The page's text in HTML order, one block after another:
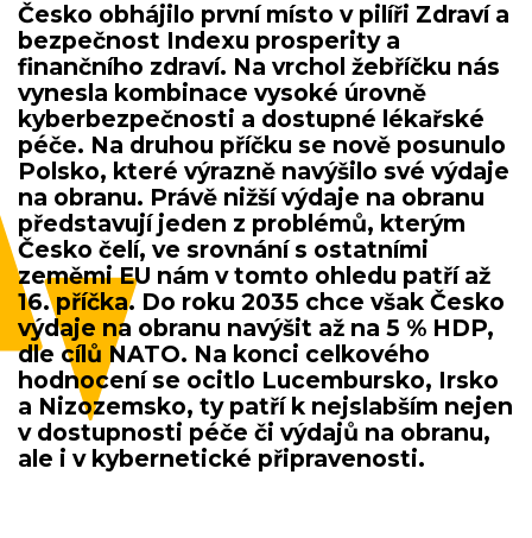
Česko obhájilo první místo v pilíři Zdraví a
bezpečnost Indexu prosperity a
finančního zdraví. Na vrchol žebříčku nás
vynesla kombinace vysoké úrovně
kyberbezpečnosti a dostupné lékařské
péče. Na druhou příčku se nově posunulo
Polsko, které výrazně navýšilo své výdaje
na obranu. Právě nižší výdaje na obranu
představují jeden z problémů, kterým
Česko čelí, ve srovnání s ostatními
zeměmi EU nám v tomto ohledu patří až
16. příčka. Do roku 2035 chce však Česko
výdaje na obranu navýšit až na 5 % HDP,
dle cílů NATO. Na konci celkového
hodnocení se ocitlo Lucembursko, Irsko
a Nizozemsko, ty patří k nejslabším nejen
v dostupnosti péče či výdajů na obranu,
ale i v kybernetické připravenosti.